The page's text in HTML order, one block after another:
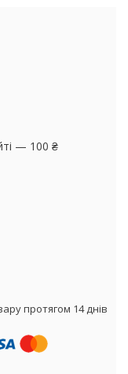
— 100 ₴
протягом 14 днів